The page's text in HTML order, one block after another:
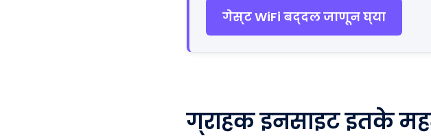
गेस्ट WiFi बद्दल जाणून घ्या
ग्राहक इनसाइट इतके